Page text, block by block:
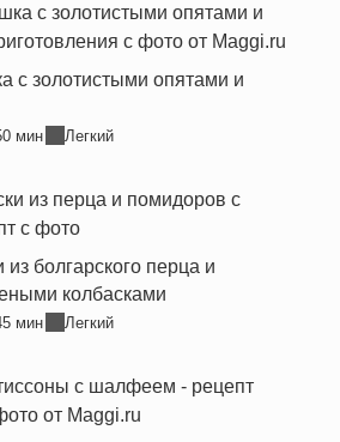
с золотистыми опятами и
мин Легкий
из болгарского перца и
колбасками
мин Легкий